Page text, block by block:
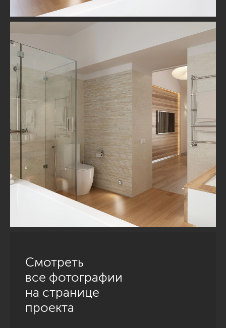
Смотреть
все фотографии
на странице
проекта